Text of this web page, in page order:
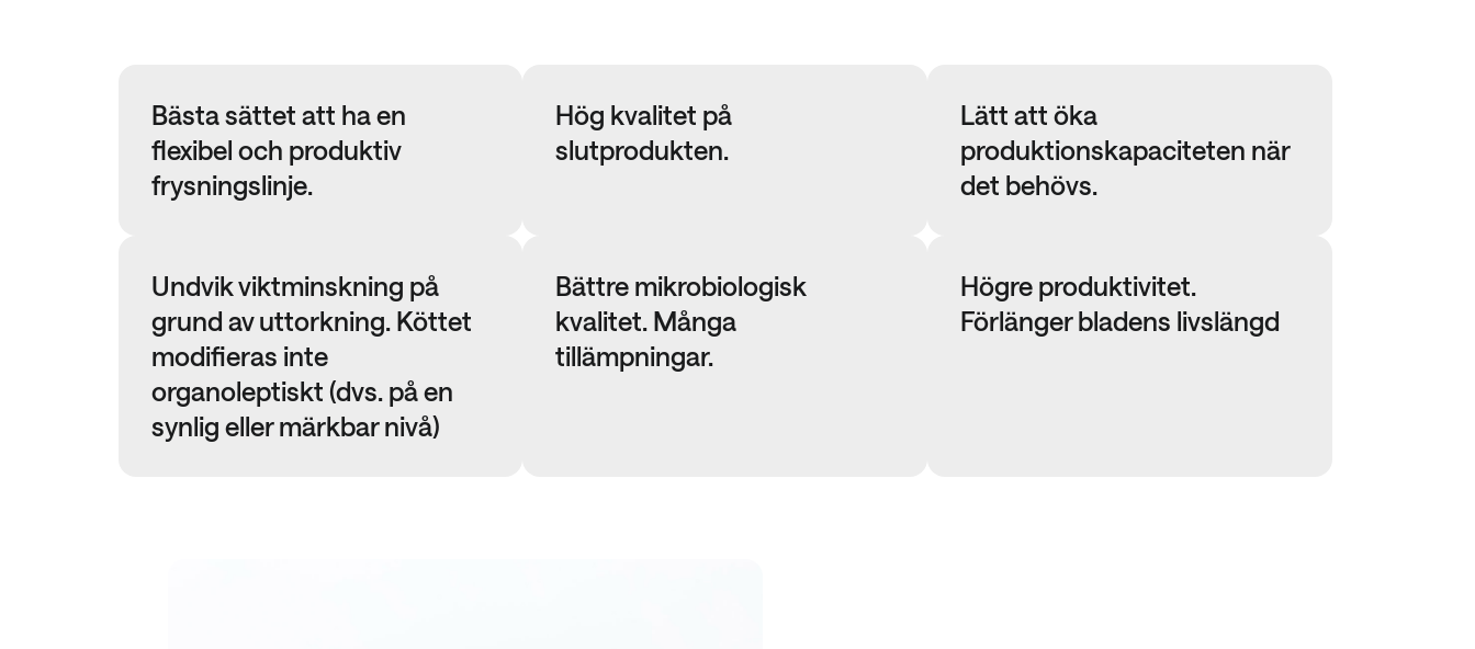
Bästa sättet att ha en
flexibel och produktiv
frysningslinje.
Hög kvalitet på
slutprodukten.
Lätt att öka
produktionskapaciteten när
det behövs.
Undvik viktminskning på
grund av uttorkning. Köttet
modifieras inte
organoleptiskt (dvs. på en
synlig eller märkbar nivå)
Bättre mikrobiologisk
kvalitet. Många
tillämpningar.
Högre produktivitet.
Förlänger bladens livslängd